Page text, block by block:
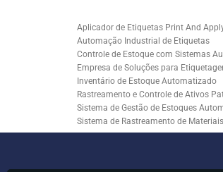
Aplicador de Etiquetas Print And
Automação Industrial de Etiquetas
Controle de Estoque com Sistemas
Empresa de Soluções para
Inventário de Estoque Automatizado
Rastreamento e Controle de Ativos
Sistema de Gestão de Estoques
Sistema de Rastreamento de Materiais
Solução RFID para Controle